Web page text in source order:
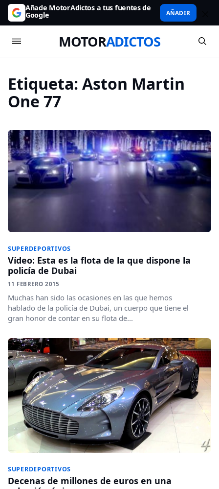
Añade MotorAdictos a tus fuentes de
Google AÑADIR
MOTORADICTOS
Etiqueta: Aston Martin
One 77
SUPERDEPORTIVOS
Vídeo: Esta es la flota de la que dispone la
policía de Dubai
11 FEBRERO 2015
Muchas han sido las ocasiones en las que hemos
hablado de la policía de Dubai, un cuerpo que tiene el
gran honor de contar en su flota de...
SUPERDEPORTIVOS
Decenas de millones de euros en una